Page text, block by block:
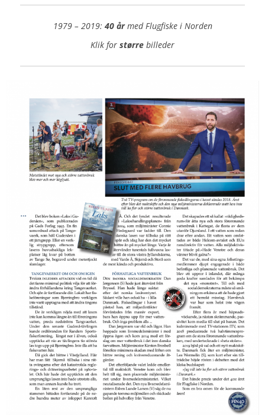
1979 – 2019: 40 årmed Flugfiske i Norden
Klik for større billeder